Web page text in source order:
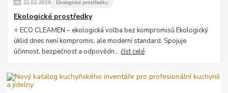
22.02.2026 Ekologické prostředky
Ekologické prostředky
⭐ ECO CLEAMEN – ekologická volba bez kompromisů Ekologický
úklid dnes není kompromis, ale moderní standard. Spojuje
účinnost, bezpečnost a odpovědn...číst celé